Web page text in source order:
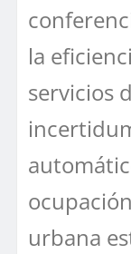
la
servicios
urbana